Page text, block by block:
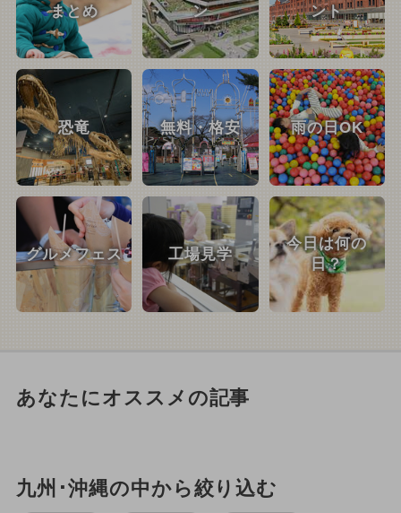
まとめ
ン
ント
恐竜 無料・格安 雨の日OK
グルメフェス 工場見学
今日は何の
日？
あなたにオススメの記事
九州･沖縄の中から絞り込む